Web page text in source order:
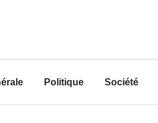
Politique Société